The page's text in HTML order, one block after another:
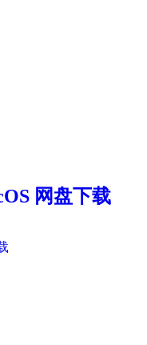
网盘下载